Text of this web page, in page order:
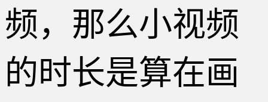
频，那么小视频
的时长是算在画